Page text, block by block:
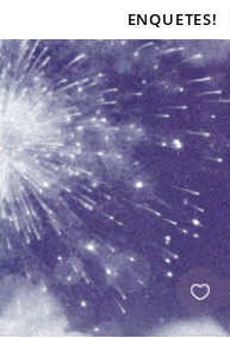
ENQUETES!